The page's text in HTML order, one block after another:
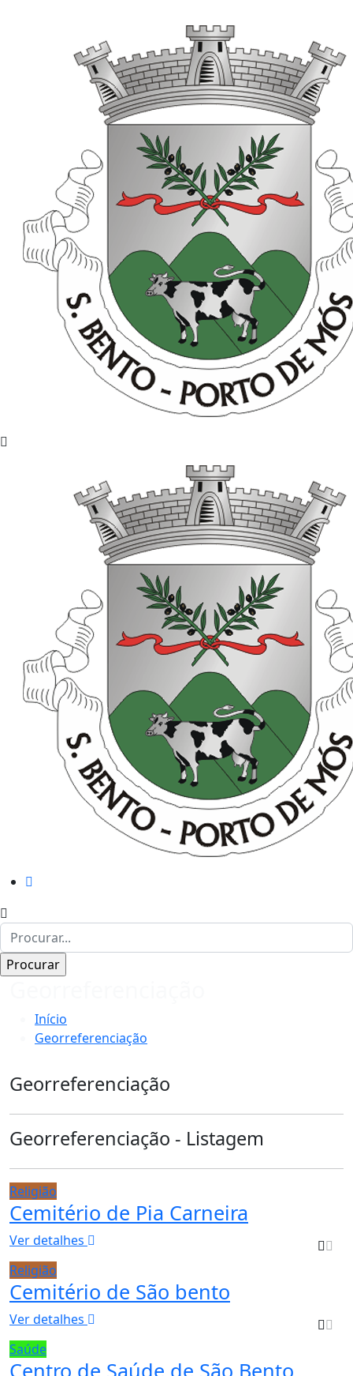
Início
Georreferenciação
Georreferenciação
Georreferenciação - Listagem
Religião
Cemitério de Pia Carneira
Ver detalhes
Religião
Cemitério de São bento
Ver detalhes
Saúde